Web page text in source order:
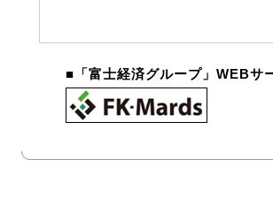
■「富士経済グループ」WEBサ